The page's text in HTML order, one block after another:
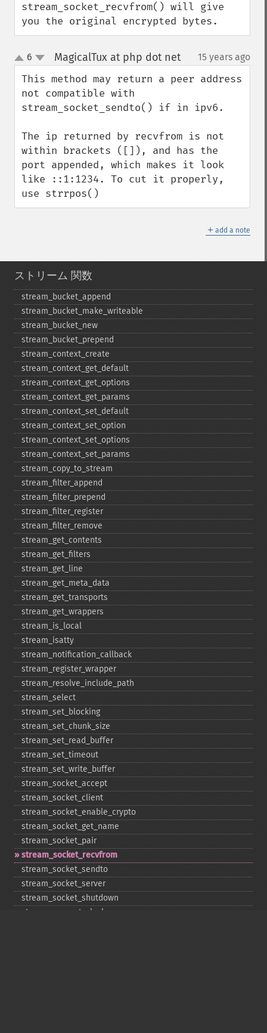
stream_socket_recvfrom() will give
you the original encrypted bytes.
up
down
6 MagicalTux at php dot net¶ 15 years ago
This method may return a peer address
not compatible with
stream_socket_sendto() if in ipv6.
The ip returned by recvfrom is not
within brackets ([]), and has the
port appended, which makes it look
like ::1:1234. To cut it properly,
use strrpos()
＋ add a note
ストリーム 関数
stream_​bucket_​append
stream_​bucket_​make_​writeable
stream_​bucket_​new
stream_​bucket_​prepend
stream_​context_​create
stream_​context_​get_​default
stream_​context_​get_​options
stream_​context_​get_​params
stream_​context_​set_​default
stream_​context_​set_​option
stream_​context_​set_​options
stream_​context_​set_​params
stream_​copy_​to_​stream
stream_​filter_​append
stream_​filter_​prepend
stream_​filter_​register
stream_​filter_​remove
stream_​get_​contents
stream_​get_​filters
stream_​get_​line
stream_​get_​meta_​data
stream_​get_​transports
stream_​get_​wrappers
stream_​is_​local
stream_​isatty
stream_​notification_​callback
stream_​register_​wrapper
stream_​resolve_​include_​path
stream_​select
stream_​set_​blocking
stream_​set_​chunk_​size
stream_​set_​read_​buffer
stream_​set_​timeout
stream_​set_​write_​buffer
stream_​socket_​accept
stream_​socket_​client
stream_​socket_​enable_​crypto
stream_​socket_​get_​name
stream_​socket_​pair
stream_​socket_​recvfrom
stream_​socket_​sendto
stream_​socket_​server
stream_​socket_​shutdown
stream_​supports_​lock